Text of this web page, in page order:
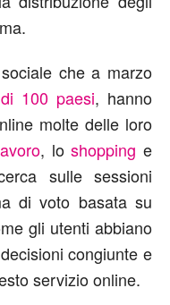
che a marzo
100 paesi, hanno
molte delle loro
, loshopping e
sulle sessioni
di voto basata su
gli utenti abbiano
congiunte e
servizio online.